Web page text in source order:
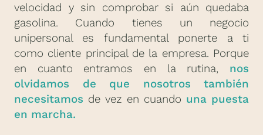
velocidad y sin comprobar si aún quedaba
gasolina. Cuando tienes un negocio
unipersonal es fundamental ponerte a ti
como cliente principal de la empresa. Porque
en cuanto entramos en la rutina, nos
olvidamos de que nosotros también
necesitamos de vez en cuando una puesta
en marcha.